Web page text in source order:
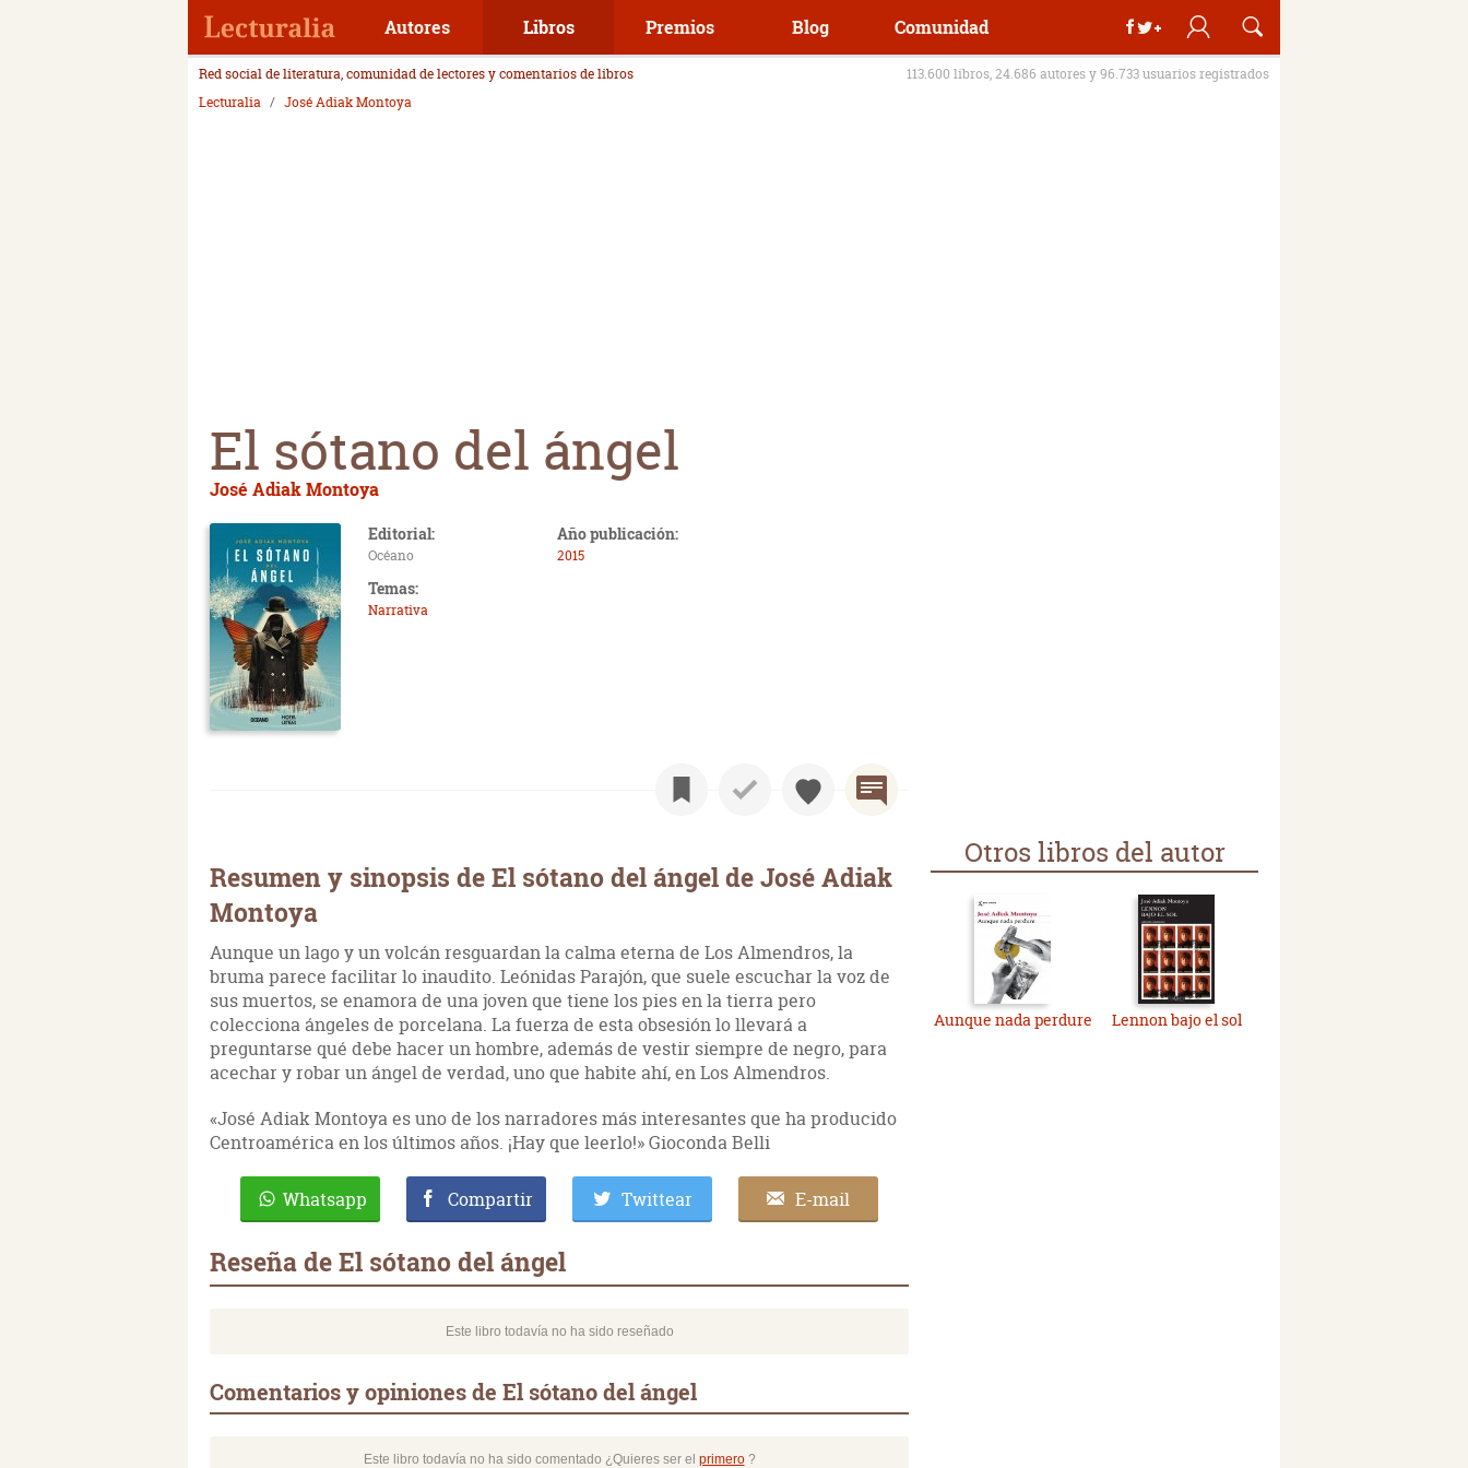
Autores Libros Premios Blog Comunidad
Red social de literatura, comunidad de lectores y comentarios de libros
113.600 libros, 24.686 autores y 96.733 usuarios registrados
Lecturalia
José Adiak Montoya
El sótano del ángel
José Adiak Montoya
Editorial:
Océano
Año publicación:
2015
Temas:
Narrativa
Resumen y sinopsis de El sótano del ángel de José Adiak
Montoya
Aunque un lago y un volcán resguardan la calma eterna de Los Almendros, la
bruma parece facilitar lo inaudito. Leónidas Parajón, que suele escuchar la voz de
sus muertos, se enamora de una joven que tiene los pies en la tierra pero
colecciona ángeles de porcelana. La fuerza de esta obsesión lo llevará a
preguntarse qué debe hacer un hombre, además de vestir siempre de negro, para
acechar y robar un ángel de verdad, uno que habite ahí, en Los Almendros.
«José Adiak Montoya es uno de los narradores más interesantes que ha producido
Centroamérica en los últimos años. ¡Hay que leerlo!» Gioconda Belli
Whatsapp Compartir Twittear E-mail
Reseña de El sótano del ángel
Este libro todavía no ha sido reseñado
Comentarios y opiniones de El sótano del ángel
Este libro todavía no ha sido comentado ¿Quieres ser el primero?
Otros libros del autor
Aunque nada perdure Lennon bajo el sol